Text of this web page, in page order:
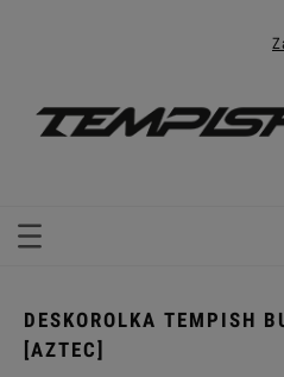
DESKOROLKA TEMPISH
[AZTEC]